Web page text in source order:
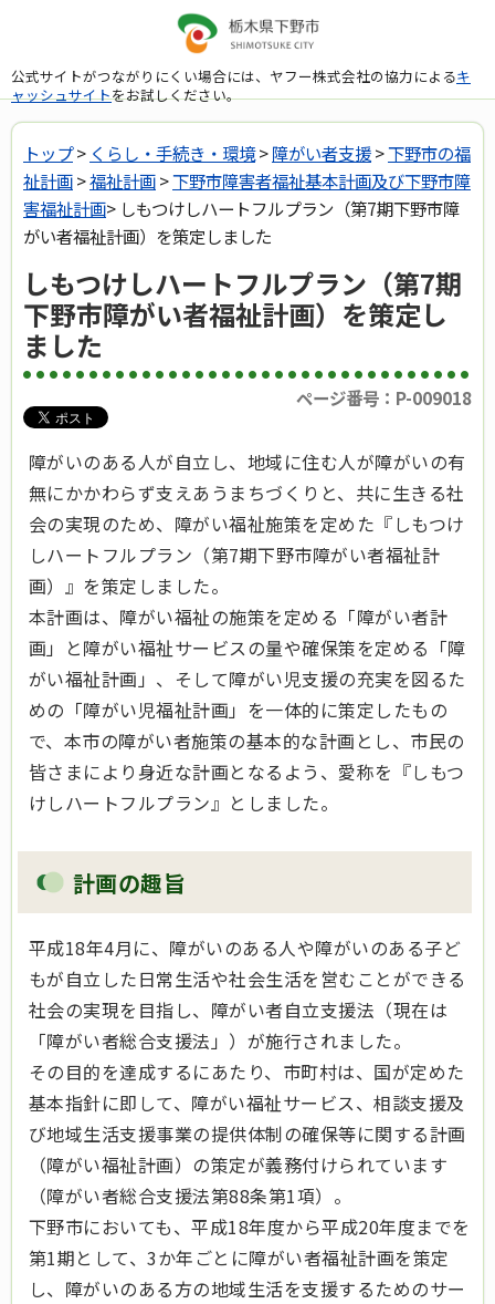
公式サイトがつながりにくい場合には、ヤフー株式会社の協力によるキ
ャッシュサイトをお試しください。
トップ> くらし・手続き・環境>障がい者支援>下野市の福
祉計画>福祉計画>下野市障害者福祉基本計画及び下野市障
害福祉計画> しもつけしハートフルプラン（第7期下野市障
がい者福祉計画）を策定しました
しもつけしハートフルプラン（第7期
下野市障がい者福祉計画）を策定し
ました
ページ番号：P-009018
障がいのある人が自立し、地域に住む人が障がいの有
無にかかわらず支えあうまちづくりと、共に生きる社
会の実現のため、障がい福祉施策を定めた『しもつけ
しハートフルプラン（第7期下野市障がい者福祉計
画）』を策定しました。
本計画は、障がい福祉の施策を定める「障がい者計
画」と障がい福祉サービスの量や確保策を定める「障
がい福祉計画」、そして障がい児支援の充実を図るた
めの「障がい児福祉計画」を一体的に策定したもの
で、本市の障がい者施策の基本的な計画とし、市民の
皆さまにより身近な計画となるよう、愛称を『しもつ
けしハートフルプラン』としました。
計画の趣旨
平成18年4月に、障がいのある人や障がいのある子ど
もが自立した日常生活や社会生活を営むことができる
社会の実現を目指し、障がい者自立支援法（現在は
「障がい者総合支援法」）が施行されました。
その目的を達成するにあたり、市町村は、国が定めた
基本指針に即して、障がい福祉サービス、相談支援及
び地域生活支援事業の提供体制の確保等に関する計画
（障がい福祉計画）の策定が義務付けられています
（障がい者総合支援法第88条第1項）。
下野市においても、平成18年度から平成20年度までを
第1期として、3か年ごとに障がい者福祉計画を策定
し、障がいのある方の地域生活を支援するためのサー